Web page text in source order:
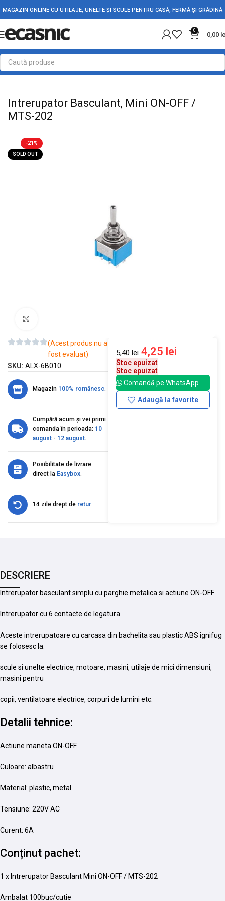
MAGAZIN ONLINE CU UTILAJE, UNELTE ȘI SCULE PENTRU CASĂ, FERMĂ ȘI GRĂDINĂ
0
0,00
Prima pagină Electrice Intrerupatoare - Butoane
Intrerupator Basculant, Mini ON-OFF /
MTS-202
-21%
SOLD OUT
(Acest produs nu a
fost evaluat)
SKU: ALX-6B010
Magazin 100% românesc.
Cumpără acum și vei primi
comanda în perioada: 10
august - 12 august.
Posibilitate de livrare
direct la Easybox.
14 zile drept de retur.
5,40lei 4,25 lei
Stoc epuizat
Stoc epuizat
Comandă pe WhatsApp
Adaugă la favorite
DESCRIERE
Intrerupator basculant simplu cu parghie metalica si actiune ON-OFF.
Intrerupator cu 6 contacte de legatura.
Aceste intrerupatoare cu carcasa din bachelita sau plastic ABS ignifug
se folosesc la:
scule si unelte electrice, motoare, masini, utilaje de mici dimensiuni,
masini pentru
copii, ventilatoare electrice, corpuri de lumini etc.
Detalii tehnice:
Actiune maneta ON-OFF
Culoare: albastru
Material: plastic, metal
Tensiune: 220V AC
Curent: 6A
Conținut pachet:
1 x Intrerupator Basculant Mini ON-OFF / MTS-202
Ambalat 100buc/cutie